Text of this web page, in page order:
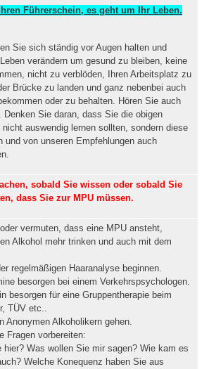
Führerschein, es geht um Ihr Leben.
Sie sich ständig vor Augen halten und
verändern um gesund zu bleiben, keine
nicht zu verblöden, Ihren Arbeitsplatz zu
Brücke zu landen und ganz nebenbei auch
oder zu behalten. Hören Sie auch
Denken Sie daran, dass Sie die obigen
nicht auswendig lernen sollten, sondern diese
und von unseren Empfehlungen auch
sobald Sie wissen oder sobald Sie
dass Sie zur MPU müssen.
vermuten, dass eine MPU ansteht,
Alkohol mehr trinken und auch mit dem
regelmäßigen Haaranalyse beginnen.
besorgen bei einem Verkehrspsychologen.
besorgen für eine Gruppentherapie beim
TÜV etc..
Anonymen Alkoholikern gehen.
Fragen vorbereiten:
hier? Was wollen Sie mir sagen? Wie kam es
Welche Konequenz haben Sie aus